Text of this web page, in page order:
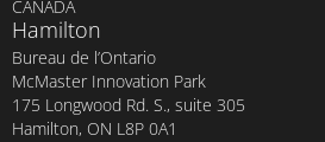
CANADA
Hamilton
Bureau de l’Ontario
McMaster Innovation Park
175 Longwood Rd. S., suite 305
Hamilton, ON L8P 0A1